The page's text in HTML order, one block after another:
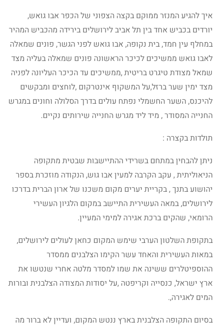
איך להגיע המנזר ממוקם בקצה הצפוני של הכפר אבו גואש,
יורדים בכביש אחד בין תל אביב לירושלים בירידה מהכביש המהיר
במחלף עין חמד, בית נקופה, אבו גואש לפני הגשר, פונים שמאלה
לאבו גואש ממשיכים לכיכר הראשונה פונים שמאלה בעליה מצד
שמאל מצודת טיגרט בריטית ,ממשיכים עד הכיכר העליונה לפניה
מצד ימין שער ברזל,על המשקוף אינטרקום ,לוחצים ומבקשים
להיכנס, השער החשמלי נפתח עולים בדרך הסלולה וחונים במגרש
החנייה המסודר , מיד ליד מגרש החנייה שירותים נקיים.
תולדות בקצרה :
ניתן להבחין במתחם בשרידי ההתיישבות שבטית מתקופה
הניאוליתית , עקב הקרבה למעין אבו גוש, הנקודה מוזכרת בספר
יהושוע בתנך , בקריית יערים מקום משכנו של ארון הברית בדרכו
לירושלים, במאה העשירית התיישב במקום הלגיון העשירי
הרומאי, שהקים ברכת אגירה למימי המעיין.
בתקופת השלטון הערבי שימש המקום כחאן לעולים לירושלים,
במאות העשירית והאחד עשר הקימו הצלבנים ממסדר
ההוספיטלרים ששינה את שמו למסדר מלטה אחרי שנטשו את
ארץ ישראל, כנסייה וקריפטה ,על יסודות המצודה הצלבנית ובורות
המים לאגירה,.
בסיום התקופה הצלבנית בארץ ננטש המקום, ועדיין לא ברור מה